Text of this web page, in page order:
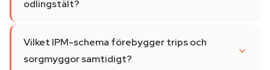
odlingstält?
Vilket IPM-schema förebygger trips och
sorgmyggor samtidigt?